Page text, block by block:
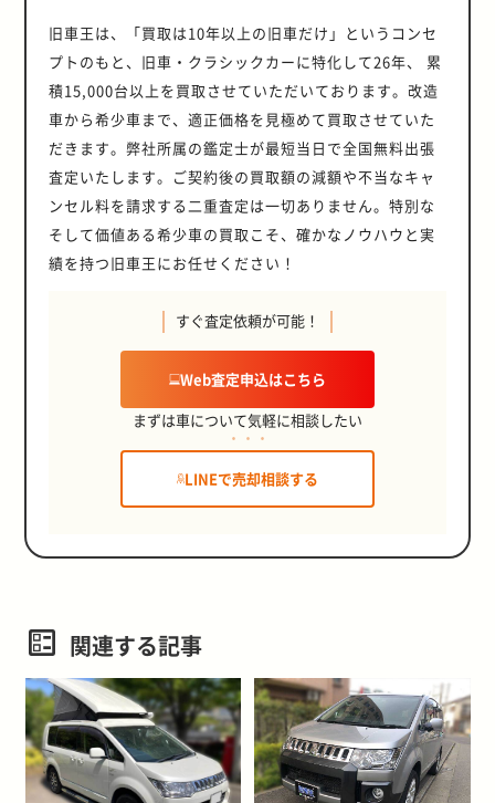
旧車王は、「買取は10年以上の旧車だけ」というコンセ
プトのもと、旧車・クラシックカーに特化して26年、 累
積15,000台以上を買取させていただいております。改造
車から希少車まで、適正価格を見極めて買取させていた
だきます。弊社所属の鑑定士が最短当日で全国無料出張
査定いたします。ご契約後の買取額の減額や不当なキャ
ンセル料を請求する二重査定は一切ありません。特別な
そして価値ある希少車の買取こそ、確かなノウハウと実
績を持つ旧車王にお任せください！
すぐ査定依頼が可能！
Web査定申込はこちら
まずは車について気軽に相談したい
LINEで売却相談する
関連する記事